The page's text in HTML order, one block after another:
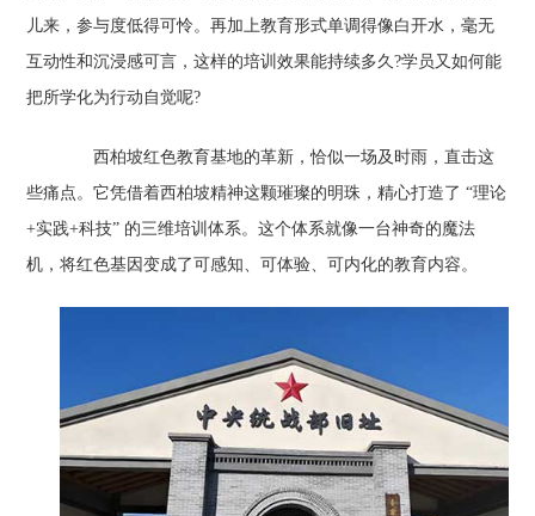
儿来，参与度低得可怜。再加上教育形式单调得像白开水，毫无
互动性和沉浸感可言，这样的培训效果能持续多久?学员又如何能
把所学化为行动自觉呢?
西柏坡红色教育基地的革新，恰似一场及时雨，直击这
些痛点。它凭借着西柏坡精神这颗璀璨的明珠，精心打造了 “理论
+实践+科技” 的三维培训体系。这个体系就像一台神奇的魔法
机，将红色基因变成了可感知、可体验、可内化的教育内容。